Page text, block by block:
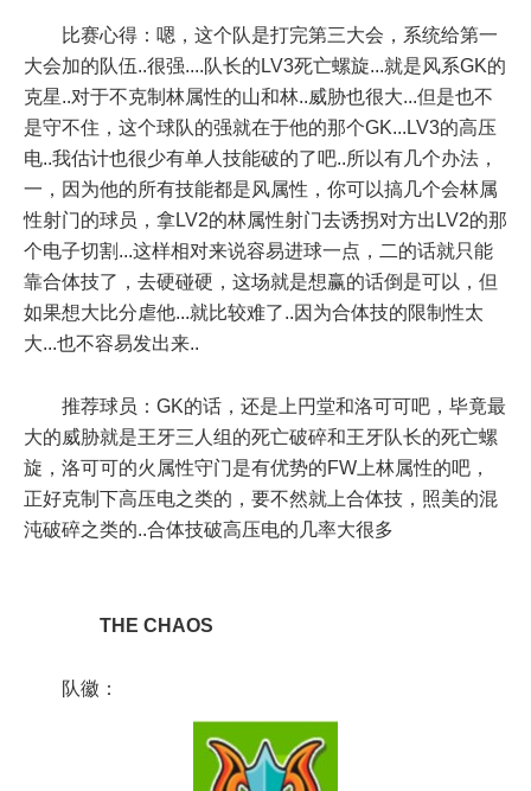
比赛心得：嗯，这个队是打完第三大会，系统给第一
大会加的队伍..很强....队长的LV3死亡螺旋...就是风系GK的
克星..对于不克制林属性的山和林..威胁也很大...但是也不
是守不住，这个球队的强就在于他的那个GK...LV3的高压
电..我估计也很少有单人技能破的了吧..所以有几个办法，
一，因为他的所有技能都是风属性，你可以搞几个会林属
性射门的球员，拿LV2的林属性射门去诱拐对方出LV2的那
个电子切割...这样相对来说容易进球一点，二的话就只能
靠合体技了，去硬碰硬，这场就是想赢的话倒是可以，但
如果想大比分虐他...就比较难了..因为合体技的限制性太
大...也不容易发出来..
推荐球员：GK的话，还是上円堂和洛可可吧，毕竟最
大的威胁就是王牙三人组的死亡破碎和王牙队长的死亡螺
旋，洛可可的火属性守门是有优势的FW上林属性的吧，
正好克制下高压电之类的，要不然就上合体技，照美的混
沌破碎之类的..合体技破高压电的几率大很多
THE CHAOS
队徽：